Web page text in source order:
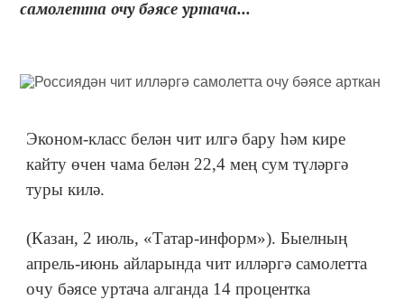
самолетта очу бәясе уртача...
Эконом-класс белән чит илгә бару һәм кире
кайту өчен чама белән 22,4 мең сум түләргә
туры килә.
(Казан, 2 июль, «Татар-информ»). Быелның
апрель-июнь айларында чит илләргә самолетта
очу бәясе уртача алганда 14 процентка